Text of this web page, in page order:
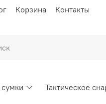
Корзина Контакты
Тактическое